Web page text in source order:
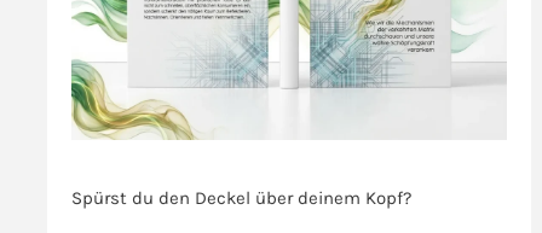
Spürst du den Deckel über deinem Kopf?